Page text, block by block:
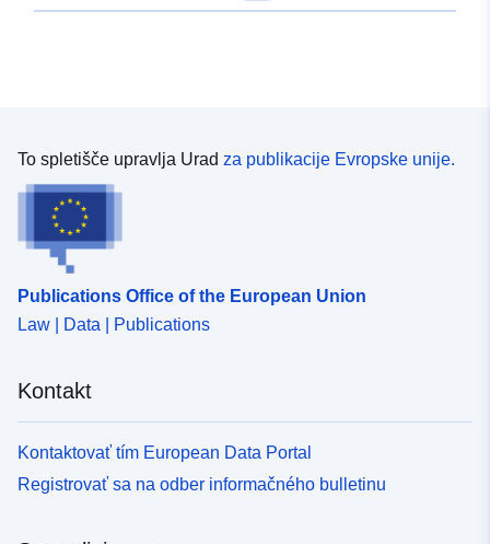
uriRef:
http://data.europa.eu/88u/dataset/
To spletišče upravlja Urad za publikacije Evropske unije.
Publications Office of the European Union
Law | Data | Publications
Kontakt
Kontaktovať tím European Data Portal
Registrovať sa na odber informačného bulletinu